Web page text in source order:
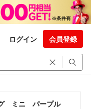
ログイン 会員登録
ミニ パープル